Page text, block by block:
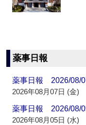
薬事日報
薬事日報 2026/08/
2026年08月07日 (金)
薬事日報 2026/08/
2026年08月05日 (水)